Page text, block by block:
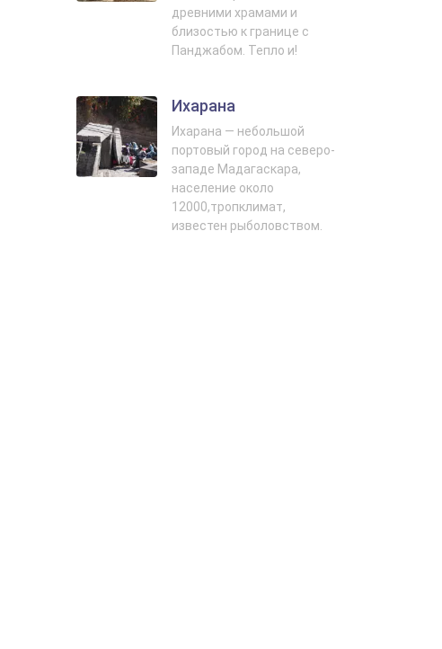
древними храмами и
близостью к границе с
Панджабом. Тепло и!
Ихарана
Ихарана — небольшой
портовый город на северо-
западе Мадагаскара,
население около
12000,тропклимат,
известен рыболовством.